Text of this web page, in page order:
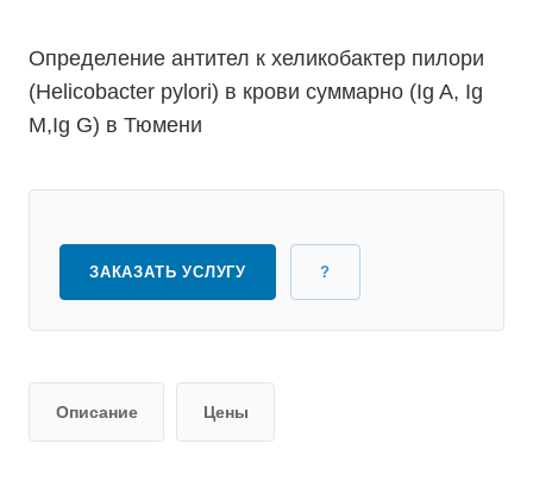
Определение антител к хеликобактер пилори
(Helicobacter pylori) в крови суммарно (Ig A, Ig
M,Ig G) в Тюмени
ЗАКАЗАТЬ УСЛУГУ ?
Описание Цены